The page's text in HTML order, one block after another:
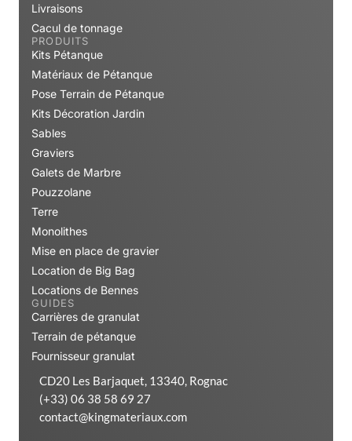
Livraisons
Cacul de tonnage
PRODUITS
Kits Pétanque
Matériaux de Pétanque
Pose Terrain de Pétanque
Kits Décoration Jardin
Sables
Graviers
Galets de Marbre
Pouzzolane
Terre
Monolithes
Mise en place de gravier
Location de Big Bag
Locations de Bennes
GUIDES
Carrières de granulat
Terrain de pétanque
Fournisseur granulat
CD20 Les Barjaquet, 13340, Rognac
(+33) 06 38 58 69 27
contact@kingmateriaux.com